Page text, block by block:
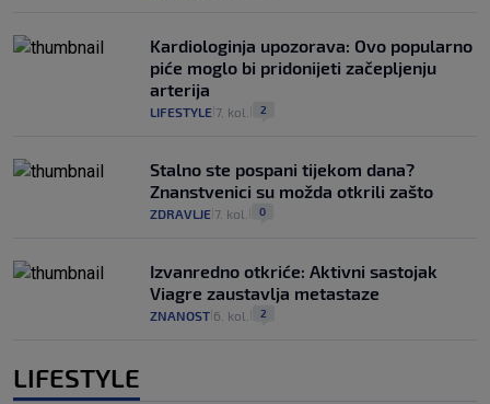
Kardiologinja upozorava: Ovo popularno
piće moglo bi pridonijeti začepljenju
arterija
LIFESTYLE 7. kol. 2
Stalno ste pospani tijekom dana?
Znanstvenici su možda otkrili zašto
ZDRAVLJE 7. kol. 0
Izvanredno otkriće: Aktivni sastojak
Viagre zaustavlja metastaze
ZNANOST 6. kol. 2
LIFESTYLE